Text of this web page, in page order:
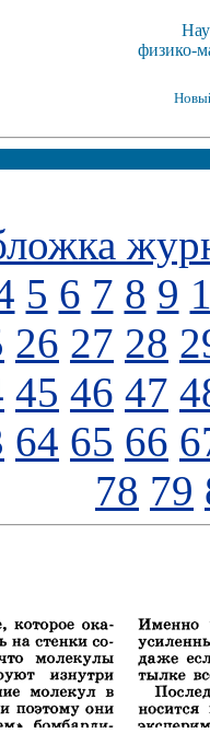
физико-
5 6 7 8 9
26 27 28
45 46 47
64 65 66
78 79